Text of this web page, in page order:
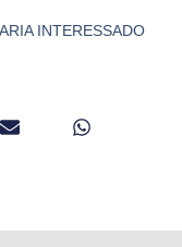
INTERESSADO